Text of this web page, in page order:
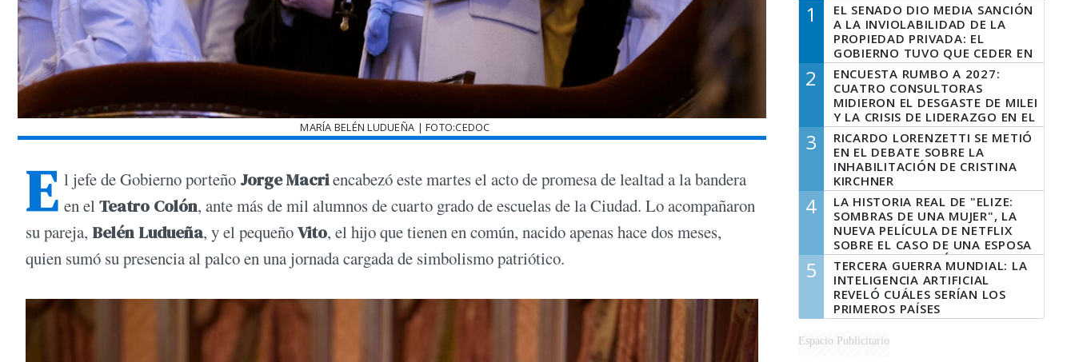
MARÍA BELÉN LUDUEÑA | FOTO:CEDOC
E l jefe de Gobierno porteño Jorge Macriencabezó este martes el acto de promesa de lealtad a la bandera
en el Teatro Colón, ante más de mil alumnos de cuarto grado de escuelas de la Ciudad. Lo acompañaron
su pareja, Belén Ludueña, y el pequeñoVito, el hijo que tienen en común, nacido apenas hace dos meses,
quien sumó su presencia al palco en una jornada cargada de simbolismo patriótico.
1
EL SENADO DIO MEDIA SANCIÓN
A LA INVIOLABILIDAD DE LA
PROPIEDAD PRIVADA: EL
GOBIERNO TUVO QUE CEDER EN
LA LEY DEL MANEJO DEL FUEGO
2
ENCUESTA RUMBO A 2027:
CUATRO CONSULTORAS
MIDIERON EL DESGASTE DE MILEI
Y LA CRISIS DE LIDERAZGO EN EL
PERONISMO
3
RICARDO LORENZETTI SE METIÓ
EN EL DEBATE SOBRE LA
INHABILITACIÓN DE CRISTINA
KIRCHNER
4
LA HISTORIA REAL DE "ELIZE:
SOMBRAS DE UNA MUJER", LA
NUEVA PELÍCULA DE NETFLIX
SOBRE EL CASO DE UNA ESPOSA
QUE DESCUARTIZÓ A SU
MARIDO
5
TERCERA GUERRA MUNDIAL: LA
INTELIGENCIA ARTIFICIAL
REVELÓ CUÁLES SERÍAN LOS
PRIMEROS PAÍSES
LATINOAMERICANOS EN SER
DERROTADOS
Espacio Publicitario